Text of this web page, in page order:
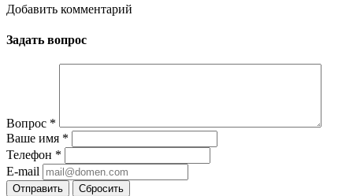
Добавить комментарий
Задать вопрос
Вопрос *
Ваше имя *
Телефон *
E-mail
Сбросить